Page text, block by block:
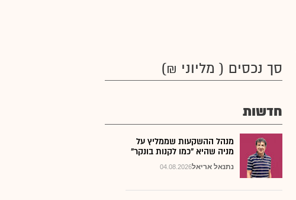
סך נכסים ( מליוני ₪)
חדשות
מנהל ההשקעות שממליץ על
מניה שהיא "כמו לקנות בונקר"
04.08.2026נתנאל אריאל